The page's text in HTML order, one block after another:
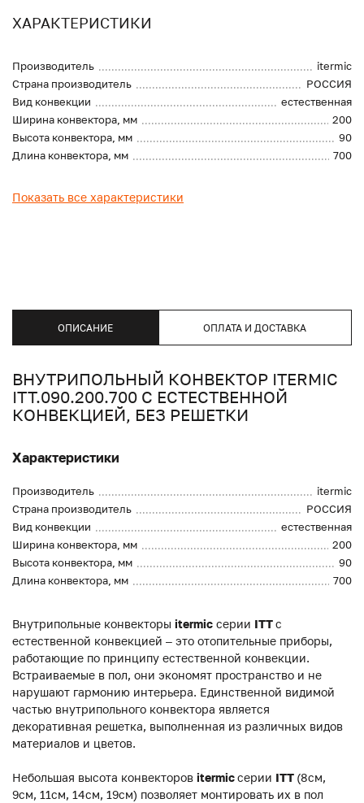
ХАРАКТЕРИСТИКИ
Производитель
itermic
Страна производитель
РОССИЯ
Вид конвекции
естественная
Ширина конвектора, мм
200
Высота конвектора, мм
90
Длина конвектора, мм
700
Показать все характеристики
ОПИСАНИЕ ОПЛАТА И ДОСТАВКА
ВНУТРИПОЛЬНЫЙ КОНВЕКТОР ITERMIC
ITT.090.200.700 С ЕСТЕСТВЕННОЙ
КОНВЕКЦИЕЙ, БЕЗ РЕШЕТКИ
Характеристики
Производитель
itermic
Страна производитель
РОССИЯ
Вид конвекции
естественная
Ширина конвектора, мм
200
Высота конвектора, мм
90
Длина конвектора, мм
700
Внутрипольные конвекторы itermic серии ITTс
естественной конвекцией – это отопительные приборы,
работающие по принципу естественной конвекции.
Встраиваемые в пол, они экономят пространство и не
нарушают гармонию интерьера. Единственной видимой
частью внутрипольного конвектора является
декоративная решетка, выполненная из различных видов
материалов и цветов.
Небольшая высота конвекторов itermicсерии ITT (8см,
9см, 11см, 14см, 19см) позволяет монтировать их в пол